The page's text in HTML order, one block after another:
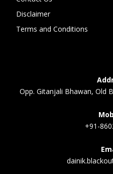
Disclaimer
Terms and Conditions
Opp. Gitanjali Bhawan, Old
+91-